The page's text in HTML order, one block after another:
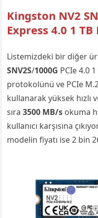
Kingston NV2
Express 4.0 1 TB
Listemizdeki bir diğer
SNV2S/1000G PCIe 4.0
protokolünü ve PCIe
kullanarak yüksek hızlı
sıra3500 MB/s okuma
kullanıcı karşısına
modelin fiyatı ise 2 bin